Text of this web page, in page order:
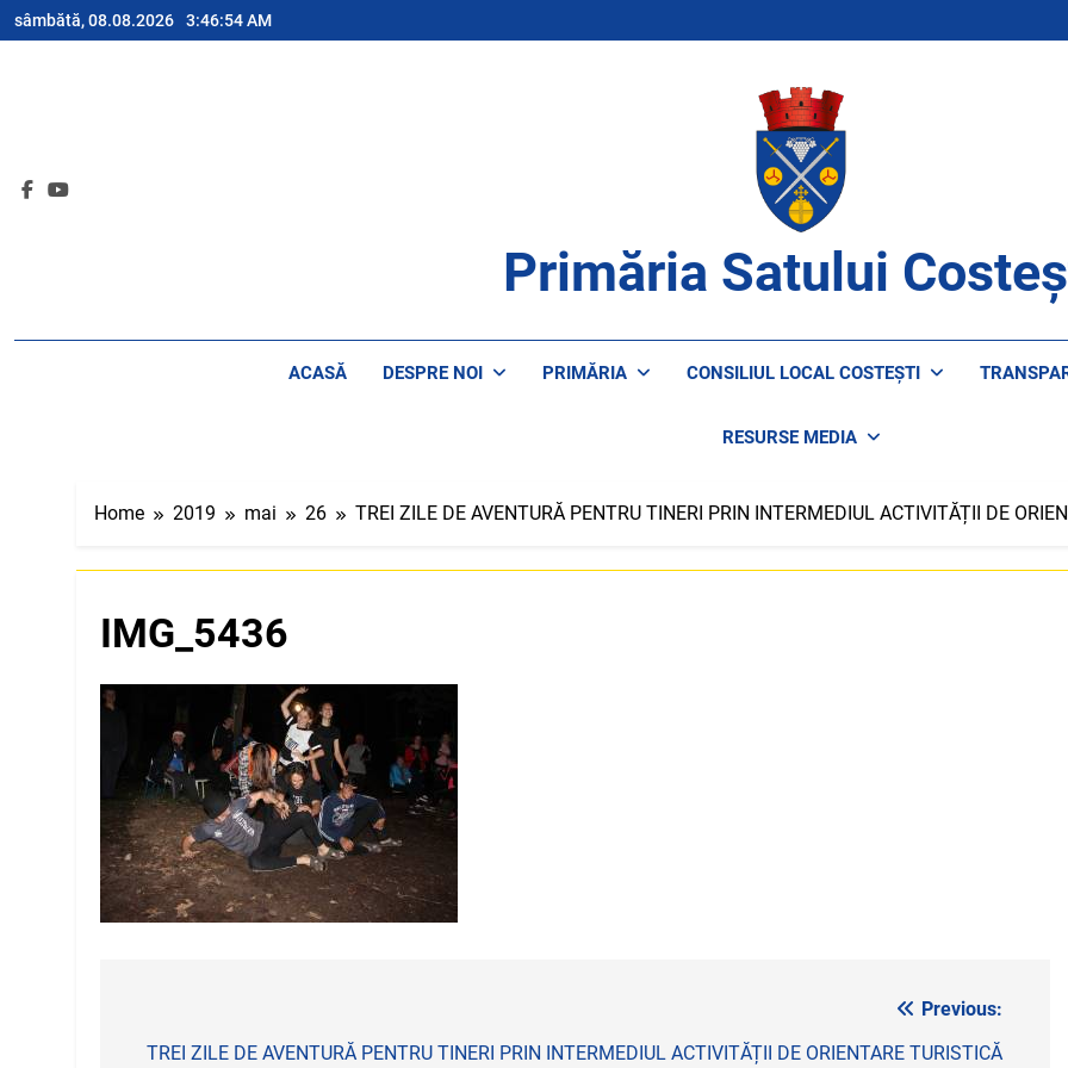
Skip
to
sâmbătă, 08.08.2026 3:46:54 AM
Primăria Satului
ACASĂ DESPRE NOI PRIMĂRIA CONSILIUL LOCAL COSTEȘTI
RESURSE MEDIA
Home 2019 mai 26 TREI ZILE DE AVENTURĂ PENTRU TINERI PRIN INTERMEDIUL ACTIVITĂȚII DE
IMG_5436
Previous:
TREI ZILE DE AVENTURĂ PENTRU TINERI PRIN INTERMEDIUL ACTIVITĂȚII DE ORIENTARE TURISTICĂ